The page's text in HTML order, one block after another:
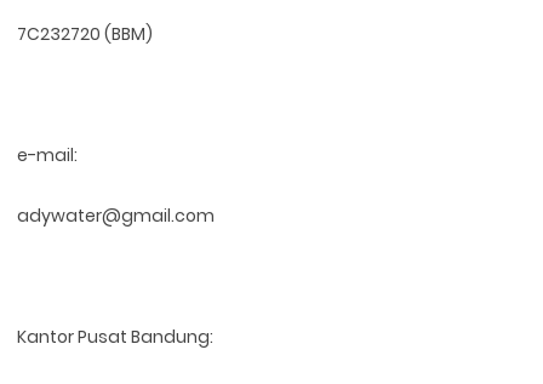
7C232720 (BBM)
e-mail:
adywater@gmail.com
Kantor Pusat Bandung: